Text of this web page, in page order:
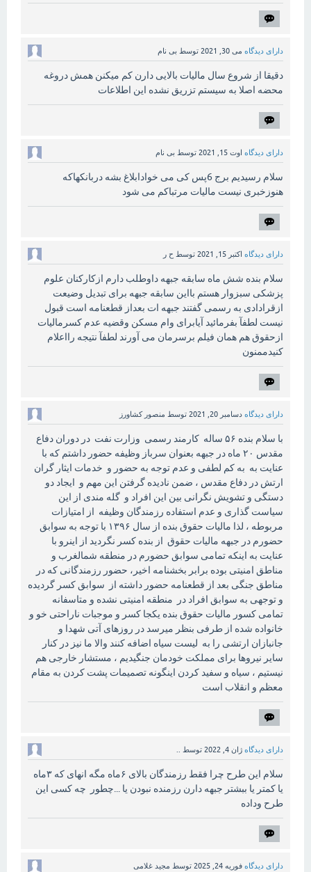
دارای دیدگاه می 30, 2021 توسط بی نام
دقیقا از شروع سال مالیات بالایی دارن کم میکنن همش دروغه
محضه اصلا به سیستم تزریق نشده این اطلاعات
دارای دیدگاه اوت 15, 2021 توسط بی نام
سلام رسیدیم برج 6پس کی می خوادابلاغ بشه دربانکهاکه
هنوزخبری نیست مالیات مرتباکم می شود
دارای دیدگاه اکتبر 15, 2021 توسط ح ر
سلام بنده شش ماه سابقه جبهه داوطلب دارم ازکارکنان علوم
پزشکی سبزوار هستم بااین سابقه جبهه برای تبدیل وضیعت
ازقرادادی به رسمی گفتند جبهه ات بعداز قطعنامه است قبول
نیست لطفآ بفرمائید آیابرای وام مسکن وقضیه عدم کسرمالیات
ازحقوق هم‌ همان فیلم برسرمان می آورند لطفآ نتیجه رااعلام
کنیدممنون
دارای دیدگاه دسامبر 20, 2021 توسط منصور کشاورز
با سلام بنده ۵۶ ساله کارمند رسمی وزارت نفت در دوران دفاع
مقدس ۲۰ ماه در جبهه بعنوان سرباز وظیفه حضور داشتم که با
عنایت به به کم لطفی و عدم توجه به حضور و خدمات ایثار گران
ارتش در دفاع مقدس ، ضمن نادیده گرفتن این مهم و ایجاد دو
دستگی و تشویش نگرانی بین این افراد و گله مندی از این
سیاست گذاری و عدم استفاده رزمندگان وظیفه از امتیازات
مربوطه ، لذا مالیات حقوق بنده از سال ۱۳۹۶ با توجه به سوابق
حضورم در جبهه مالیات حقوق از بنده کسر نگردید از اینرو با
عنایت به اینکه تمامی سوابق حضورم در منطقه شمالغرب و
مناطق امنیتی بوده برابر بخشنامه اخیر، حضور رزمندگانی که در
مناطق جنگی بعد از قطعنامه حضور داشته از سوابق کسر گردیده
و توجهی به سوابق افراد در منطقه امنیتی نشده و متاسفانه
تمامی کسور مالیات حقوق بنده یکجا کسر و موجبات ناراحتی خو و
خانواده شده از طرفی بنظر میرسد در روزهای آتی شهدا و
جانبازان ارتشی را به لیست سیاه اضافه کنند والا ما نیز در کنار
سایر نیروها برای مملکت خودمان جنگیدیم ، مستشار خارجی هم
نیستیم ، سیاه و سفید کردن اینگونه تصمیمات پشت کردن به مقام
معظم و انقلاب است
دارای دیدگاه ژان 4, 2022 توسط
سلام این طرح چرا فقط رزمندگان بالای ۶ماه مگه انهای که ۳ماه
یا کمتر یا ببشتر جبهه دارن رزمنده نبودن یا ...چطور چه کسی این
طرح وداده
دارای دیدگاه فوریه 24, 2025 توسط مجید غلامی